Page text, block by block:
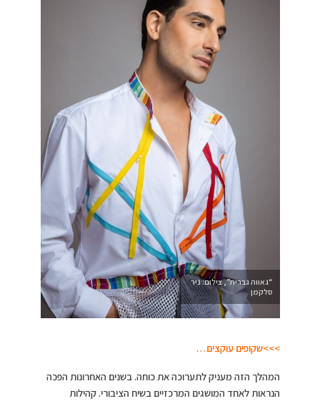
“גאווה גברית”, צילום: ניר
סלקמן
>>>שקופים עוקצים…
המהלך הזה מעניק לתערוכה את כוחה. בשנים האחרונות הפכה
הנראות לאחד המושגים המרכזיים בשיח הציבורי. קהילות